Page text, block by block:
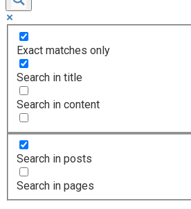
Exact matches only
Search in title
Search in content
Search in posts
Search in pages